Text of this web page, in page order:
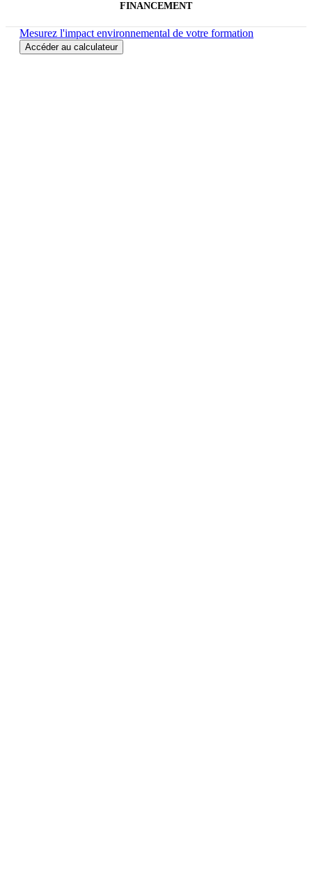
FINANCEMENT
Mesurez l'impact environnemental de votre formation
Accéder au calculateur